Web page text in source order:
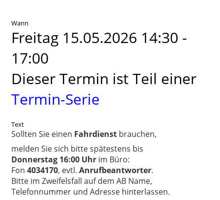
Wann
Freitag 15.05.2026 14:30 -
17:00
Dieser Termin ist Teil einer
Termin-Serie
Text
Sollten Sie einen Fahrdienst brauchen,
melden Sie sich bitte spätestens bis
Donnerstag 16:00 Uhr im Büro:
Fon 4034170, evtl. Anrufbeantworter.
Bitte im Zweifelsfall auf dem AB Name,
Telefonnummer und Adresse hinterlassen.